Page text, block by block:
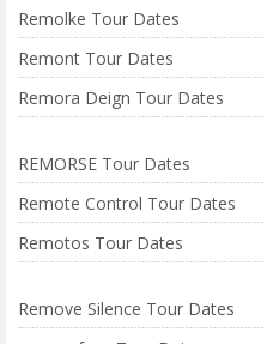
Remolke Tour Dates
Remont Tour Dates
Remora Deign Tour Dates
REMORSE Tour Dates
Remote Control Tour Dates
Remotos Tour Dates
Remove Silence Tour Dates